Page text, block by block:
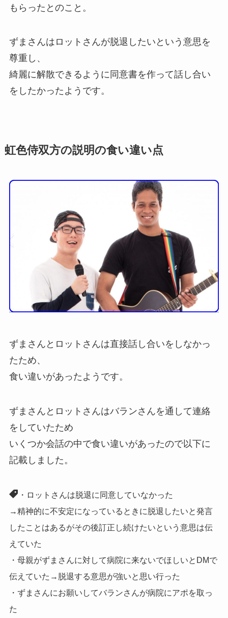
もらったとのこと。
ずまさんはロットさんが脱退したいという意思を
尊重し、
綺麗に解散できるように同意書を作って話し合い
をしたかったようです。
虹色侍双方の説明の食い違い点
ずまさんとロットさんは直接話し合いをしなかっ
たため、
食い違いがあったようです。
ずまさんとロットさんはバランさんを通して連絡
をしていたため
いくつか会話の中で食い違いがあったので以下に
記載しました。
・ロットさんは脱退に同意していなかった
→精神的に不安定になっているときに脱退したいと発言
したことはあるがその後訂正し続けたいという意思は伝
えていた
・母親がずまさんに対して病院に来ないでほしいとDMで
伝えていた→脱退する意思が強いと思い行った
・ずまさんにお願いしてバランさんが病院にアポを取っ
た